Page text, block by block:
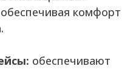
комфорт
обеспечивают